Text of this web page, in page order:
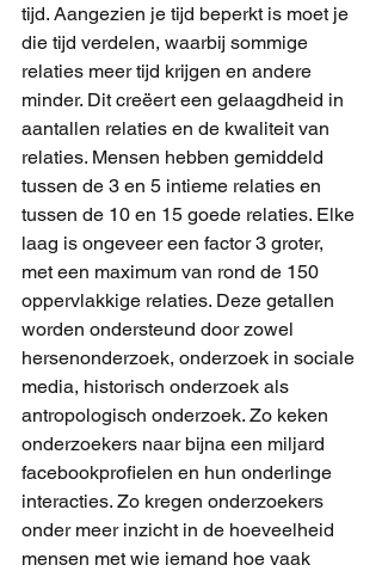
tijd. Aangezien je tijd beperkt is moet je
die tijd verdelen, waarbij sommige
relaties meer tijd krijgen en andere
minder. Dit creëert een gelaagdheid in
aantallen relaties en de kwaliteit van
relaties. Mensen hebben gemiddeld
tussen de 3 en 5 intieme relaties en
tussen de 10 en 15 goede relaties. Elke
laag is ongeveer een factor 3 groter,
met een maximum van rond de 150
oppervlakkige relaties. Deze getallen
worden ondersteund door zowel
hersenonderzoek, onderzoek in sociale
media, historisch onderzoek als
antropologisch onderzoek. Zo keken
onderzoekers naar bijna een miljard
facebookprofielen en hun onderlinge
interacties. Zo kregen onderzoekers
onder meer inzicht in de hoeveelheid
mensen met wie iemand hoe vaak